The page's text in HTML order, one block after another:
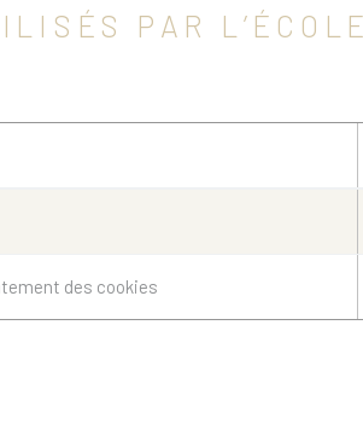
PAR L’ÉCOLE
des cookies